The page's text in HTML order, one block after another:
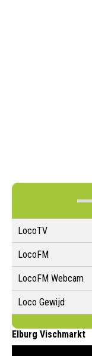
LocoTV
LocoFM
LocoFM Webcam
Loco Gewijd
Elburg Vischmarkt